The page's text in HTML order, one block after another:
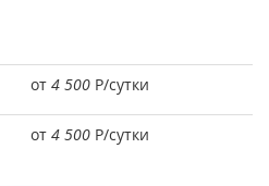
от 4 500 Р/сутки
от 4 500 Р/сутки